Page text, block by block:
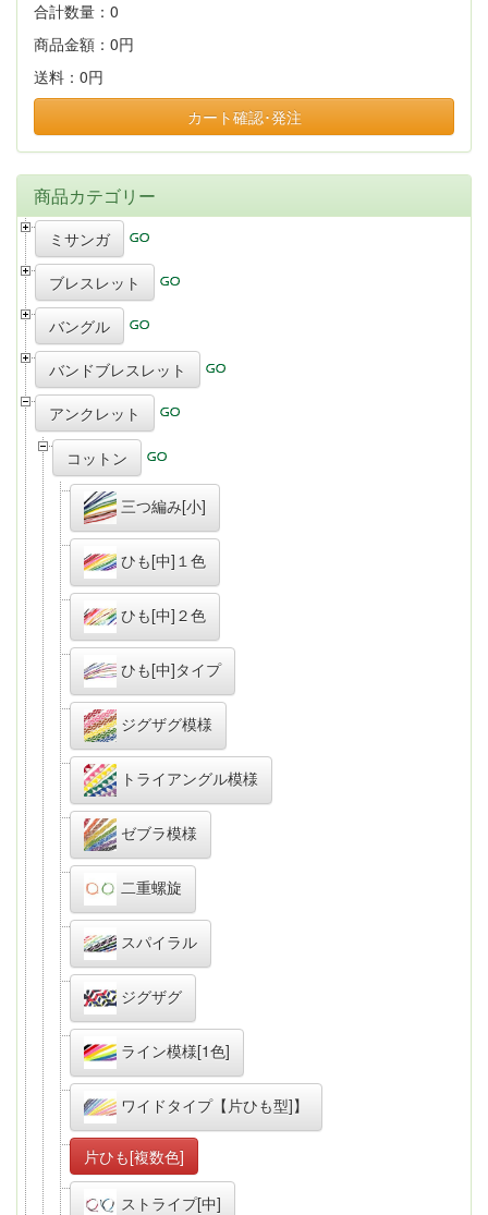
合計数量： 0
商品金額： 0円
送料： 0円
カート確認･発注
商品カテゴリー
ミサンガ
ブレスレット
バングル
バンドブレスレット
アンクレット
コットン
三つ編み[小]
ひも[中]１色
ひも[中]２色
ひも[中]タイプ
ジグザグ模様
トライアングル模様
ゼブラ模様
二重螺旋
スパイラル
ジグザグ
ライン模様[1色]
ワイドタイプ【片ひも型]】
片ひも[複数色]
ストライプ[中]